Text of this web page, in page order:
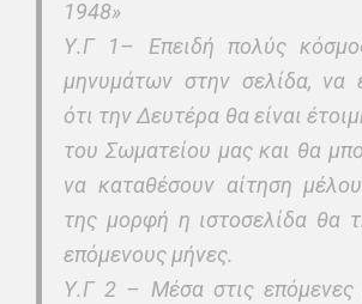
1948»
Υ.Γ 1– Επειδή πολύς
μηνυμάτων στην σελίδα, να
ότι την Δευτέρα θα είναι
του Σωματείου μας και θα
να καταθέσουν αίτηση
της μορφή η ιστοσελίδα θα
επόμενους μήνες.
Υ.Γ 2 – Μέσα στις επόμενες